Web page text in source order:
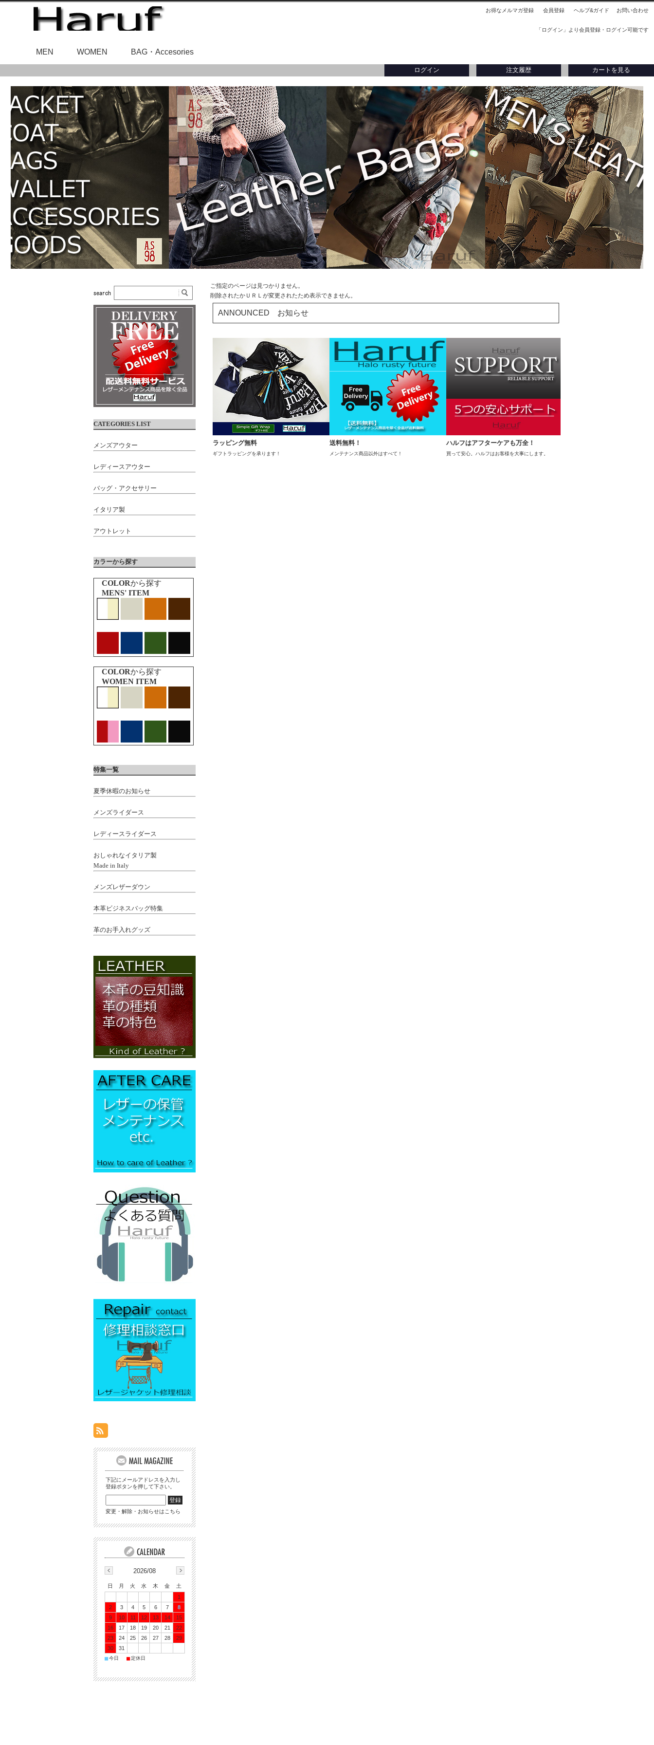
お得なメルマガ登録 会員登録 ヘルプ&ガイド お問い合わせ
「ログイン」より会員登録・ログイン可能です
MEN
メンズアウター／トップス バッグ・アクセサリー イタリア製 アウトレット
メンズアウター全てを見る
WOMEN
レディースアウター／トップス バッグ・アクセサリー イタリア製 アウトレット
レディースアウター全てを見る
BAG・Accesories
レザーバッグ 財布・小銭入れ・キーケース カードケース・名刺入れ
ベルト・ブレスレット メガネ・パスポート・ブックカバー イタリア製
バッグ・アクセサリー全てを見る
ログイン 注文履歴 カートを見る
ご指定のページは見つかりません。
削除されたかＵＲＬが変更されたため表示できません。
ANNOUNCED お知らせ
ラッピング無料
ギフトラッピングを承ります！
送料無料！
メンテナンス商品以外はすべて！
ハルフはアフターケアも万全！
買って安心。ハルフはお客様を大事にします。
CATEGORIES LIST
メンズアウター
レディースアウター
バッグ・アクセサリー
イタリア製
アウトレット
カラーから探す
COLORから探す
MENS' ITEM
COLORから探す
WOMEN ITEM
特集一覧
夏季休暇のお知らせ
メンズライダース
レディースライダース
おしゃれなイタリア製
Made in Italy
メンズレザーダウン
本革ビジネスバッグ特集
革のお手入れグッズ
下記にメールアドレスを入力し
登録ボタンを押して下さい。
変更・解除・お知らせはこちら
2026/08
日 月 火 水 木 金
土
1
2
3 4 5 6 7
8
9
10 11 12 13 14
15
16
17 18 19 20 21
22
23
24 25 26 27 28
29
30
31
■今日 ■定休日